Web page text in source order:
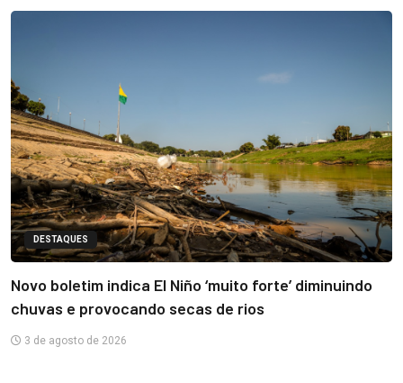
DESTAQUES
Novo boletim indica El Niño ‘muito forte’ diminuindo
chuvas e provocando secas de rios
3 de agosto de 2026